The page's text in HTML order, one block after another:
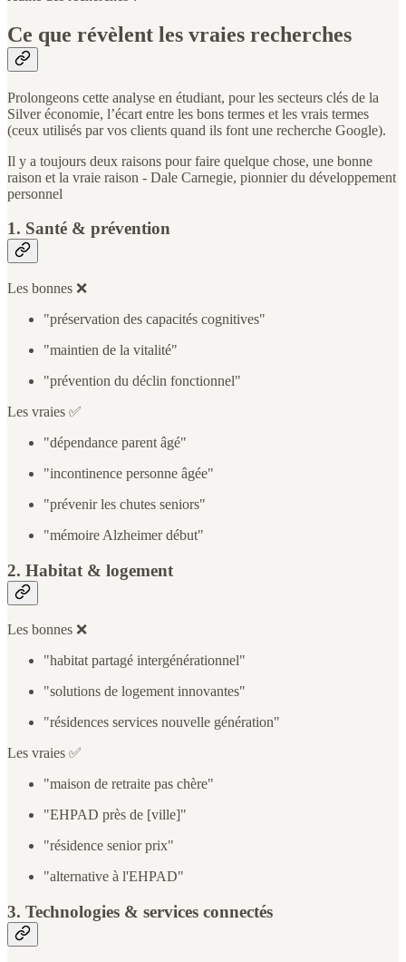
Ce que révèlent les vraies recherches
Prolongeons cette analyse en étudiant, pour les secteurs clés de la
Silver économie, l’écart entre les bons termes et les vrais termes
(ceux utilisés par vos clients quand ils font une recherche Google).
Il y a toujours deux raisons pour faire quelque chose, une bonne
raison et la vraie raison - Dale Carnegie, pionnier du développement
personnel
1. Santé & prévention
Les bonnes ❌
"préservation des capacités cognitives"
"maintien de la vitalité"
"prévention du déclin fonctionnel"
Les vraies ✅
"dépendance parent âgé"
"incontinence personne âgée"
"prévenir les chutes seniors"
"mémoire Alzheimer début"
2. Habitat & logement
Les bonnes ❌
"habitat partagé intergénérationnel"
"solutions de logement innovantes"
"résidences services nouvelle génération"
Les vraies ✅
"maison de retraite pas chère"
"EHPAD près de [ville]"
"résidence senior prix"
"alternative à l'EHPAD"
3. Technologies & services connectés